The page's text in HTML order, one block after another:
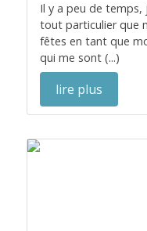
Il y a peu de temps,
tout particulier que
fêtes en tant que
qui me sont (...)
lire plus